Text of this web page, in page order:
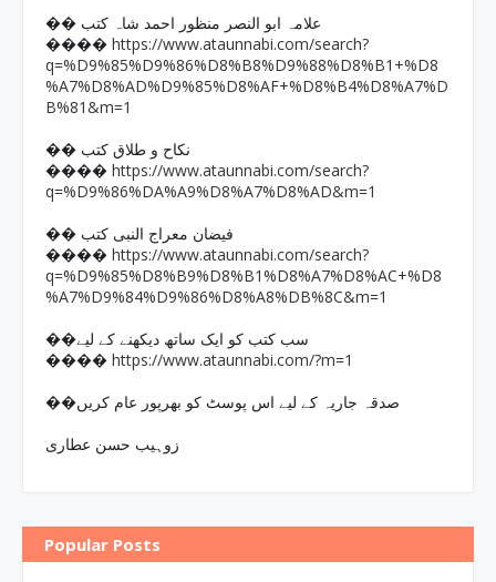
�� علامہ ابو النصر منظور احمد شاہ کتب
���� https://www.ataunnabi.com/search?
q=%D9%85%D9%86%D8%B8%D9%88%D8%B1+%D8
%A7%D8%AD%D9%85%D8%AF+%D8%B4%D8%A7%D
B%81&m=1
�� نکاح و طلاق کتب
���� https://www.ataunnabi.com/search?
q=%D9%86%DA%A9%D8%A7%D8%AD&m=1
�� فیضان معراج النبی کتب
���� https://www.ataunnabi.com/search?
q=%D9%85%D8%B9%D8%B1%D8%A7%D8%AC+%D8
%A7%D9%84%D9%86%D8%A8%DB%8C&m=1
��سب کتب کو ایک ساتھ دیکھنے کے لیے
���� https://www.ataunnabi.com/?m=1
��صدقہ جاریہ کے لیے اس پوسٹ کو بھرپور عام کریں
زوہیب حسن عطاری
Popular Posts